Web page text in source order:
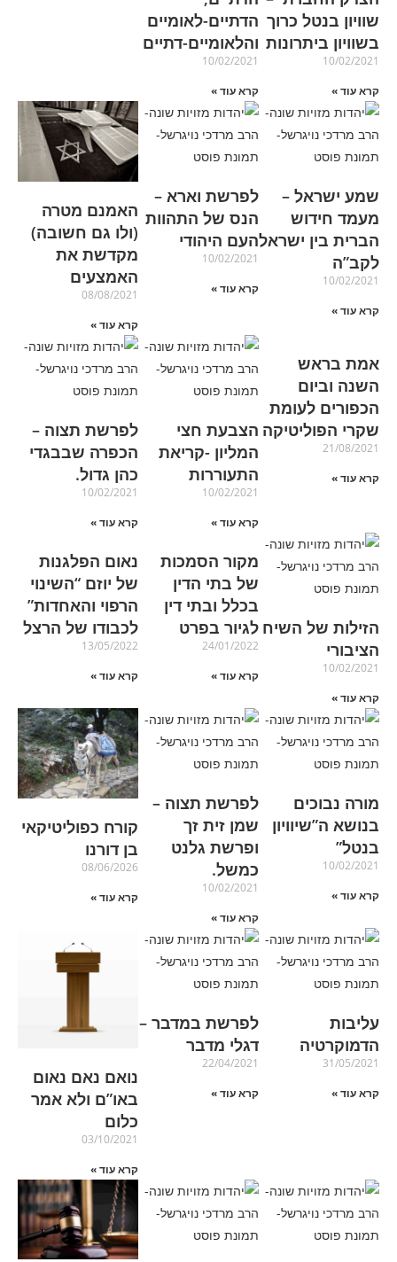
שוויון בנטל כרוך
בשוויון ביתרונות
10/02/2021
קרא עוד »
הדתיים-לאומיים
והלאומיים-דתיים
10/02/2021
קרא עוד »
שמע ישראל –
מעמד חידוש
הברית בין ישראל
לקב”ה
10/02/2021
קרא עוד »
לפרשת וארא –
הנס של התהוות
העם היהודי
10/02/2021
קרא עוד »
האמנם מטרה
(ולו גם חשובה)
מקדשת את
האמצעים
08/08/2021
קרא עוד »
אמת בראש
השנה וביום
הכפורים לעומת
שקרי הפוליטיקה
21/08/2021
קרא עוד »
הצבעת חצי
המליון -קריאת
התעוררות
10/02/2021
קרא עוד »
לפרשת תצוה –
הכפרה שבבגדי
כהן גדול.
10/02/2021
קרא עוד »
הזילות של השיח
הציבורי
10/02/2021
קרא עוד »
מקור הסמכות
של בתי הדין
בכלל ובתי דין
לגיור בפרט
24/01/2022
קרא עוד »
נאום הפלגנות
של יוזם “השינוי
הרפוי והאחדות”
לכבודו של הרצל
13/05/2022
קרא עוד »
מורה נבוכים
בנושא ה”שיוויון
בנטל”
10/02/2021
קרא עוד »
לפרשת תצוה –
שמן זית זך
ופרשת גלנט
כמשל.
10/02/2021
קרא עוד »
קורח כפוליטיקאי
בן דורנו
08/06/2026
קרא עוד »
עליבות
הדמוקרטיה
31/05/2021
קרא עוד »
לפרשת במדבר –
דגלי מדבר
22/04/2021
קרא עוד »
נואם נאם נאום
באו”ם ולא אמר
כלום
03/10/2021
קרא עוד »